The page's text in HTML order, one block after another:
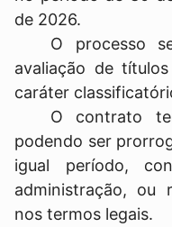
de 2026.
O processo
avaliação de
caráter
O contrato
podendo ser
igual período,
administração, ou
nos termos legais.